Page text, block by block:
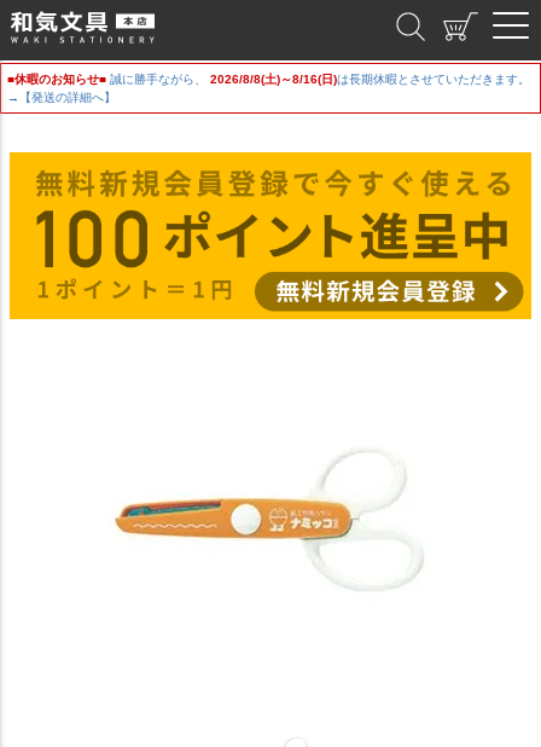
■休暇のお知らせ■ 誠に勝手ながら、 2026/8/8(土)～8/16(日)は長期休暇とさせていただきます。
→【発送の詳細へ】